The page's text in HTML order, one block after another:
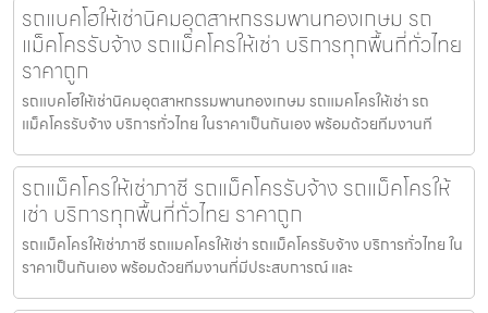
รถแบคโฮให้เช่านิคมอุตสาหกรรมพานทองเกษม รถ
แม็คโครรับจ้าง รถแม็คโครให้เช่า บริการทุกพื้นที่ทั่วไทย
ราคาถูก
รถแบคโฮให้เช่านิคมอุตสาหกรรมพานทองเกษม รถแมคโครให้เช่า รถ
แม็คโครรับจ้าง บริการทั่วไทย ในราคาเป็นกันเอง พร้อมด้วยทีมงานที
รถแม็คโครให้เช่าภาชี รถแม็คโครรับจ้าง รถแม็คโครให้
เช่า บริการทุกพื้นที่ทั่วไทย ราคาถูก
รถแม็คโครให้เช่าภาชี รถแมคโครให้เช่า รถแม็คโครรับจ้าง บริการทั่วไทย ใน
ราคาเป็นกันเอง พร้อมด้วยทีมงานที่มีประสบการณ์ และ